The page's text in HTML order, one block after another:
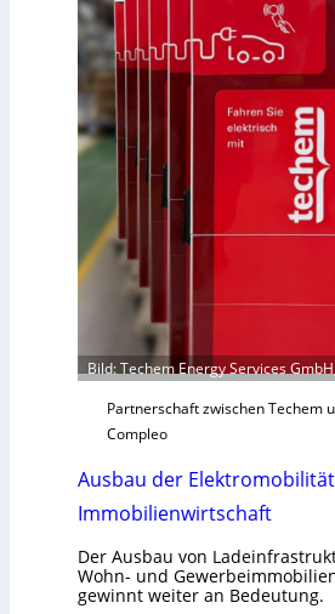
a
b
s
c
h
t
f
a
s
e
Bild: Techem Energy Services GmbH
Partnerschaft zwischen Techem
Compleo
Ausbau der
Immobilienwirtschaft
Der Ausbau von
Wohn- und
gewinnt weiter an Bedeutung.